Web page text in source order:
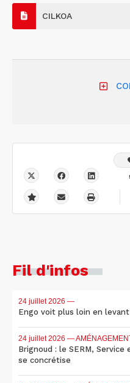
CILKOA
Fil d'infos
24 juillet 2026 —
Engo voit plus loin en levant
24 juillet 2026 —
Brignoud : le SERM,
se concrétise